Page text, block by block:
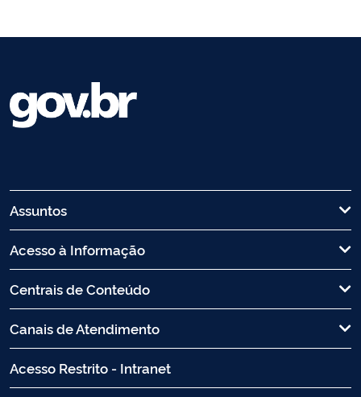
Assuntos
Acesso à Informação
Centrais de Conteúdo
Canais de Atendimento
Acesso Restrito - Intranet